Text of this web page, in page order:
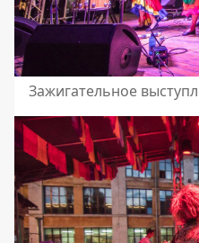
Зажигательное